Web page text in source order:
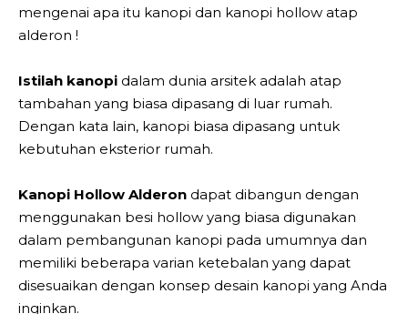
mengenai apa itu kanopi dan kanopi hollow atap
alderon !
Istilah kanopi dalam dunia arsitek adalah atap
tambahan yang biasa dipasang di luar rumah.
Dengan kata lain, kanopi biasa dipasang untuk
kebutuhan eksterior rumah.
Kanopi Hollow Alderon dapat dibangun dengan
menggunakan besi hollow yang biasa digunakan
dalam pembangunan kanopi pada umumnya dan
memiliki beberapa varian ketebalan yang dapat
disesuaikan dengan konsep desain kanopi yang Anda
inginkan.